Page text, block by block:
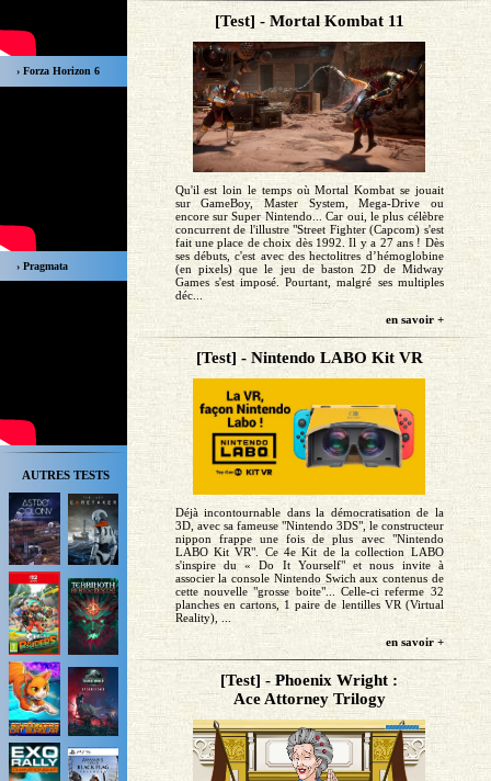
› Forza Horizon 6
› Pragmata
AUTRES TESTS
[Test] - Mortal Kombat 11
Qu'il est loin le temps où Mortal Kombat se jouait
sur GameBoy, Master System, Mega-Drive ou
encore sur Super Nintendo... Car oui, le plus célèbre
concurrent de l'illustre "Street Fighter (Capcom) s'est
fait une place de choix dès 1992. Il y a 27 ans ! Dès
ses débuts, c'est avec des hectolitres d’hémoglobine
(en pixels) que le jeu de baston 2D de Midway
Games s'est imposé. Pourtant, malgré ses multiples
déc...
en savoir +
[Test] - Nintendo LABO Kit VR
Déjà incontournable dans la démocratisation de la
3D, avec sa fameuse "Nintendo 3DS", le constructeur
nippon frappe une fois de plus avec "Nintendo
LABO Kit VR". Ce 4e Kit de la collection LABO
s'inspire du « Do It Yourself" et nous invite à
associer la console Nintendo Swich aux contenus de
cette nouvelle "grosse boite"... Celle-ci referme 32
planches en cartons, 1 paire de lentilles VR (Virtual
Reality), ...
en savoir +
[Test] - Phoenix Wright :
Ace Attorney Trilogy